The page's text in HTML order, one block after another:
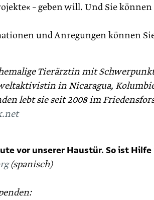
– geben will. Und Sie
und Anregungen können
Tierärztin mit
in Nicaragua,
lebt sie seit 2008 im
vor unserer Haustür. So ist
(spanisch)